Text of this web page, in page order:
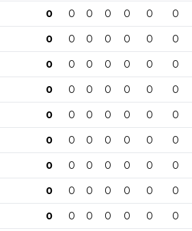
0 0 0 0 0 0 0
0 0 0 0 0 0 0
0 0 0 0 0 0 0
0 0 0 0 0 0 0
0 0 0 0 0 0 0
0 0 0 0 0 0 0
0 0 0 0 0 0 0
0 0 0 0 0 0 0
0 0 0 0 0 0 0